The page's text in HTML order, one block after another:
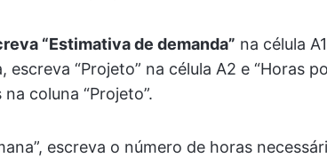
“Estimativa de demanda” na célula
escreva “Projeto” na célula A2 e “Horas
coluna “Projeto”.
escreva o número de horas